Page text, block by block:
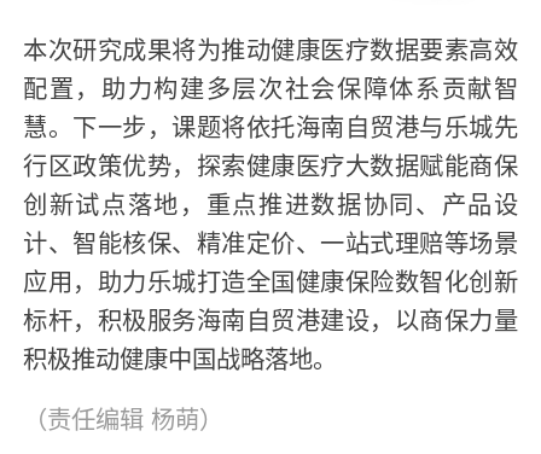
本次研究成果将为推动健康医疗数据要素高效
配置，助力构建多层次社会保障体系贡献智
慧。下一步，课题将依托海南自贸港与乐城先
行区政策优势，探索健康医疗大数据赋能商保
创新试点落地，重点推进数据协同、产品设
计、智能核保、精准定价、一站式理赔等场景
应用，助力乐城打造全国健康保险数智化创新
标杆，积极服务海南自贸港建设，以商保力量
积极推动健康中国战略落地。
（责任编辑 杨萌）